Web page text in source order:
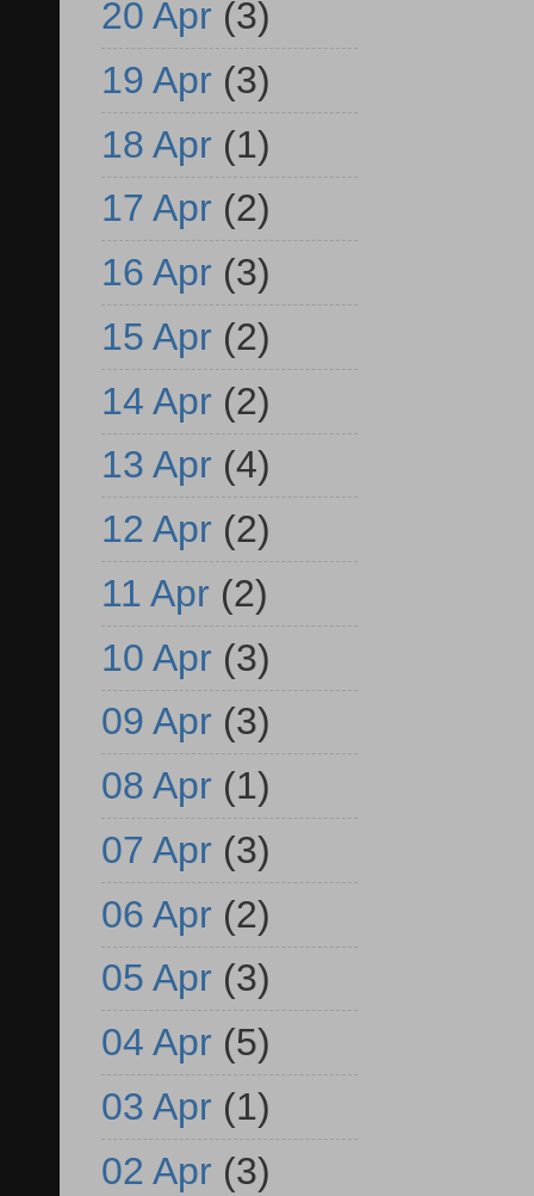
20 Apr (3)
19 Apr (3)
18 Apr (1)
17 Apr (2)
16 Apr (3)
15 Apr (2)
14 Apr (2)
13 Apr (4)
12 Apr (2)
11 Apr (2)
10 Apr (3)
09 Apr (3)
08 Apr (1)
07 Apr (3)
06 Apr (2)
05 Apr (3)
04 Apr (5)
03 Apr (1)
02 Apr (3)